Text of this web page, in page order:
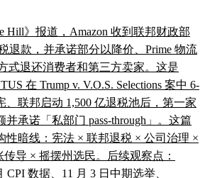
Hill》报道，Amazon 收到联邦财政部
退款，并承诺部分以降价、Prime 物流
式退还消费者和第三方卖家。这是
在 Trump v. V.O.S. Selections 案中 6-
、联邦启动 1,500 亿退税池后，第一家
并承诺「私部门 pass-through」。这篇
性暗线：宪法 × 联邦退税 × 公司治理 ×
导 × 摇摆州选民。后续观察点：
CPI 数据、11 月 3 日中期选举、